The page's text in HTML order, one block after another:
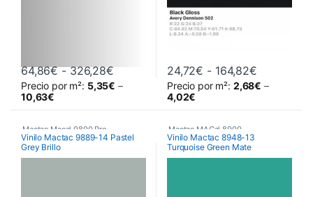
64,86€ - 326,28€Rango de precios: desde 64,86€
Precio por m²: 5,35€ –
10,63€
Este producto tiene múltiples variantes. Las opciones se
24,72€ - 164,82€Rango de
Precio por m²: 2,68€ –
4,02€
Este producto tiene múltiples
Mactac Macal 9800 Pro
Poliméricos
Vinilo Mactac 9889-14 Pastel
Grey Brillo
Mactac MACal 8900
Monoméricos,Vinilos De Corte
Vinilo Mactac 8948-13
Turquoise Green Mate